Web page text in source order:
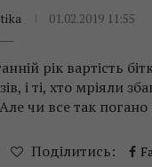
01.02.2019 11:55
рік вартість
і ті, хто мріяли
чи все так
Поділитись: